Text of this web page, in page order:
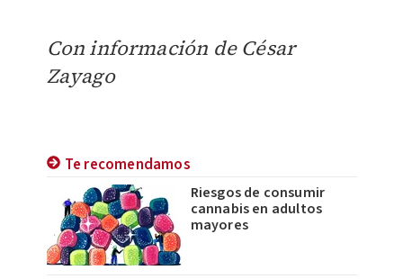
Con información de César
Zayago
Te recomendamos
Riesgos de consumir
cannabis en adultos
mayores